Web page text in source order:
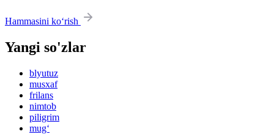
Hammasini ko‘rish
Yangi so'zlar
blyutuz
musxaf
frilans
nimtob
piligrim
mug‘